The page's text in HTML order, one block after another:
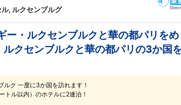
, ルクセンブルグ
・ルクセンブルクと華の都パリを
クセンブルクと華の都パリの3か国
ク 一度に3か国を訪れます！
ル以内）のホテルに2連泊！